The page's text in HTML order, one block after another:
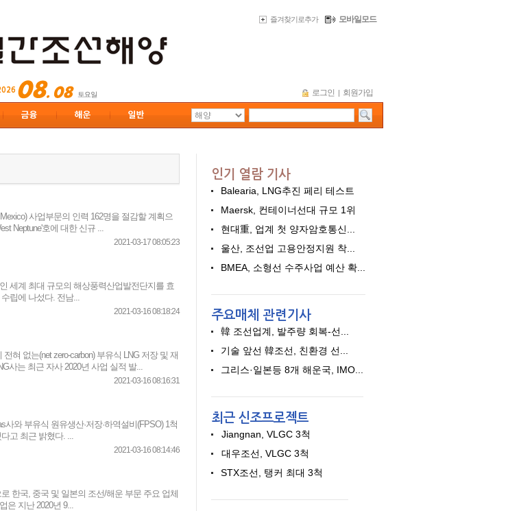
즐겨찾기로추가 모바일모드
로그인 | 회원가입
사업부문의 인력 162명을 절감할 계획으
Neptune'호에 대한 신규 ...
2021-03-17 08:05:23
세계 최대 규모의 해상풍력산업발전단지를 효
립에 나섰다. 전남...
2021-03-16 08:18:24
혀 없는(net zero-carbon) 부유식 LNG 저장 및 재
사는 최근 자사 2020년 사업 실적 발...
2021-03-16 08:16:31
와 부유식 원유생산·저장·하역설비(FPSO) 1척
고 최근 밝혔다. ...
2021-03-16 08:14:46
한국, 중국 및 일본의 조선/해운 부문 주요 업체
은 지난 2020년 9...
Balearia, LNG추진 페리 테스트
Maersk, 컨테이너선대 규모 1위
현대重, 업계 첫 양자암호통신...
울산, 조선업 고용안정지원 착...
BMEA, 소형선 수주사업 예산 확...
韓 조선업계, 발주량 회복-선...
기술 앞선 韓조선, 친환경 선...
그리스·일본등 8개 해운국, IMO...
Jiangnan, VLGC 3척
대우조선, VLGC 3척
STX조선, 탱커 최대 3척